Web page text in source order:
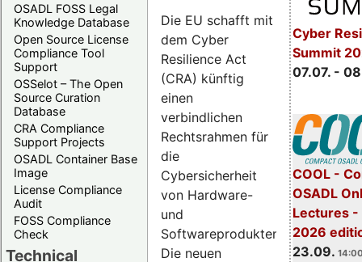
OSADL FOSS Legal
Knowledge Database
Open Source License
Compliance Tool
Support
OSSelot – The Open
Source Curation
Database
CRA Compliance
Support Projects
OSADL Container Base
Image
License Compliance
Audit
FOSS Compliance
Check
Technical
Cyber
Summit
07.07. -
COOL -
OSADL
Lectures -
2026
23.09.
Die EU schafft mit
dem Cyber
Resilience Act
(CRA) künftig
einen
verbindlichen
Rechtsrahmen für
die
Cybersicherheit
von Hardware-
und
Softwareprodukten.
Die neuen